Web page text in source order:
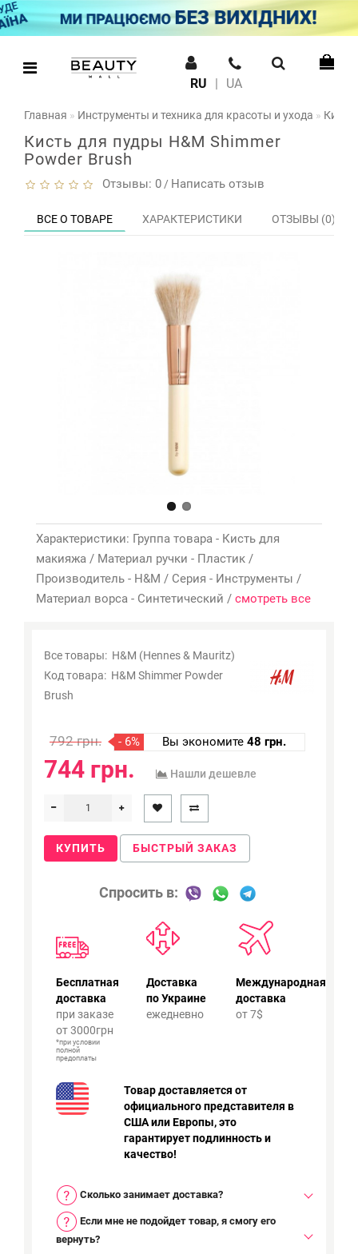
RU | UA
Главная Инструменты и техника для красоты и ухода Кисть
Кисть для пудры H&M Shimmer
Powder Brush
Отзывы: 0 / Написать отзыв
ВСЕ О ТОВАРЕ ХАРАКТЕРИСТИКИ ОТЗЫВЫ (0)
Характеристики: Группа товара - Кисть для
макияжа / Материал ручки - Пластик /
Производитель - H&M / Серия - Инструменты /
Материал ворса - Синтетический / смотреть все
Все товары: H&M (Hennes & Mauritz)
Код товара: H&M Shimmer Powder
Brush
792 грн. - 6% Вы экономите 48 грн.
744 грн. Нашли дешевле
КУПИТЬ БЫСТРЫЙ ЗАКАЗ
Спросить в:
Бесплатная
доставка
при заказе
от 3000грн
*при условии
полной
предоплаты
Доставка
по Украине
ежедневно
Международная
доставка
от 7$
Товар доставляется от
официального представителя в
США или Европы, это
гарантирует подлинность и
качество!
Сколько занимает доставка?
Если мне не подойдет товар, я смогу его
вернуть?